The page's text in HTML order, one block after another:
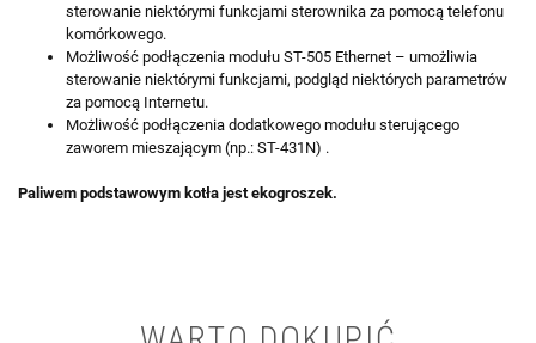
sterowanie niektórymi funkcjami sterownika za pomocą telefonu
komórkowego.
Możliwość podłączenia modułu ST-505 Ethernet – umożliwia
sterowanie niektórymi funkcjami, podgląd niektórych parametrów
za pomocą Internetu.
Możliwość podłączenia dodatkowego modułu sterującego
zaworem mieszającym (np.: ST-431N) .
Paliwem podstawowym kotła jest ekogroszek.